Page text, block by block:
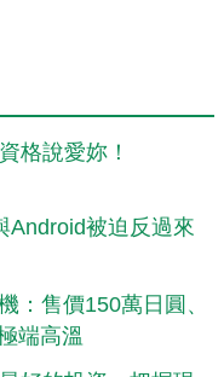
格說愛妳！
Android被迫反過來
：售價150萬日圓、
端高溫